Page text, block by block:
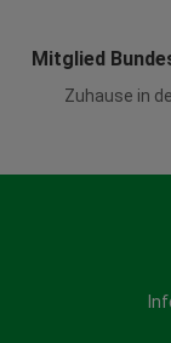
Mitglied
Zuhause in